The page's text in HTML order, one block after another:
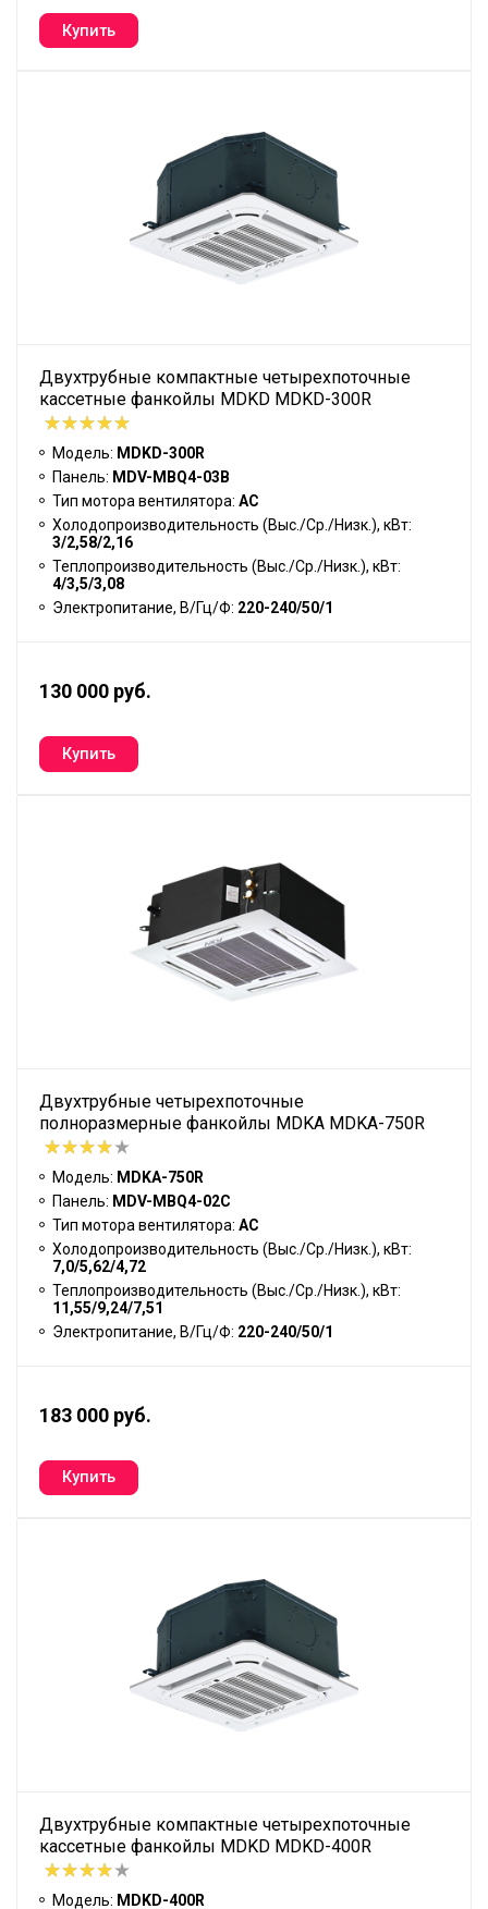
Двухтрубные компактные четырехпоточные
кассетные фанкойлы MDKD MDKD-300R
Модель: MDKD-300R
Панель: MDV-MBQ4-03B
Тип мотора вентилятора: АС
Холодопроизводительность (Выс./Ср./Низк.), кВт:
3/2,58/2,16
Теплопроизводительность (Выс./Ср./Низк.), кВт:
4/3,5/3,08
Электропитание, В/Гц/Ф: 220-240/50/1
130 000 руб.
Двухтрубные четырехпоточные
полноразмерные фанкойлы MDKA MDKA-750R
Модель: MDKA-750R
Панель: MDV-MBQ4-02C
Тип мотора вентилятора: АС
Холодопроизводительность (Выс./Ср./Низк.), кВт:
7,0/5,62/4,72
Теплопроизводительность (Выс./Ср./Низк.), кВт:
11,55/9,24/7,51
Электропитание, В/Гц/Ф: 220-240/50/1
183 000 руб.
Двухтрубные компактные четырехпоточные
кассетные фанкойлы MDKD MDKD-400R
Модель: MDKD-400R